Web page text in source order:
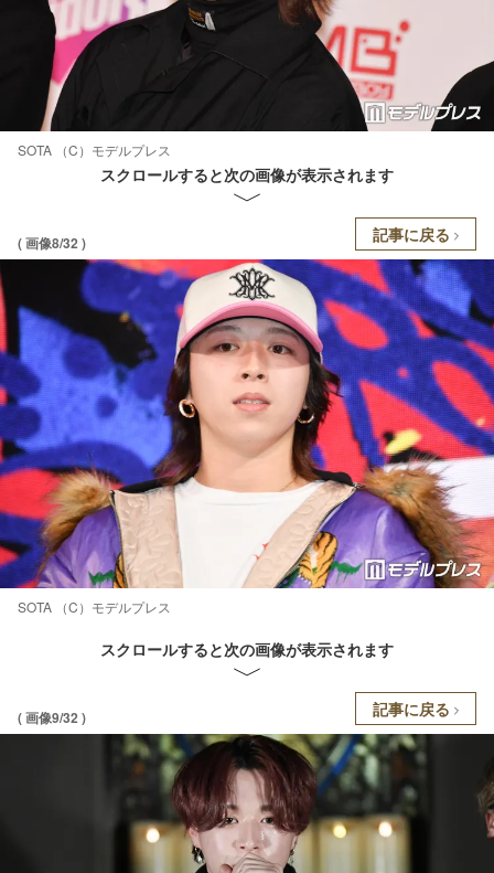
SOTA （C）モデルプレス
スクロールすると次の画像が表示されます
( 画像8/32 ) 記事に戻る
SOTA （C）モデルプレス
スクロールすると次の画像が表示されます
( 画像9/32 ) 記事に戻る